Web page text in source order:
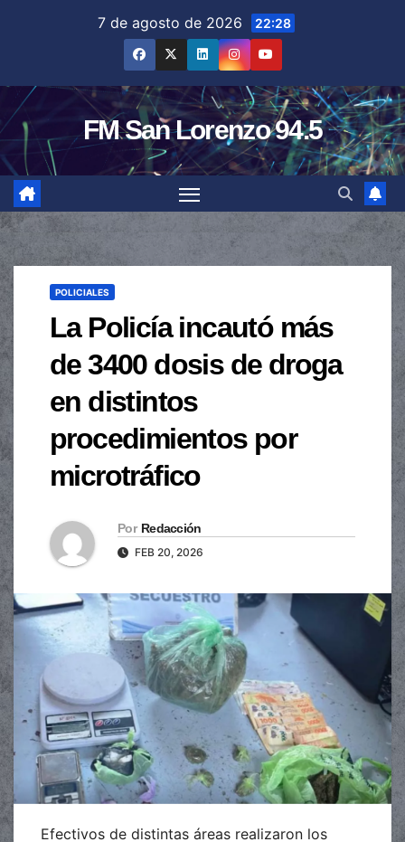
7 de agosto de 2026 22:28
FM San Lorenzo 94.5
POLICIALES
La Policía incautó más
de 3400 dosis de droga
en distintos
procedimientos por
microtráfico
Por Redacción
FEB 20, 2026
Efectivos de distintas áreas realizaron los